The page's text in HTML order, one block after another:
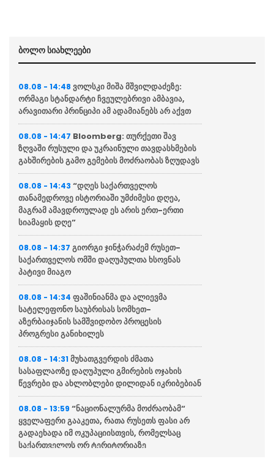
ბოლო სიახლეები
08.08 - 14:48 ვოლსკი მიშა მშვილდაძეზე:
ორმაგი სტანდარტი ჩვეულებრივი ამბავია,
არავითარი პრინციპი ამ ადამიანებს არ აქვთ
08.08 - 14:47 Bloomberg: თურქეთი შავ
ზღვაში რუსული და უკრაინული თავდასხმების
გახშირების გამო გემების მოძრაობას ზღუდავს
08.08 - 14:43 “დღეს საქართველოს
თანამედროვე ისტორიაში უმძიმესი დღეა,
მაგრამ ამავდროულად ეს არის ერთ-ერთი
სიამაყის დღე”
08.08 - 14:37 გიორგი ჯინჭარაძემ რუსეთ-
საქართველოს ომში დაღუპულთა ხსოვნას
პატივი მიაგო
08.08 - 14:34 ფაშინიანმა და ალიევმა
სატელეფონო საუბრისას სომხეთ-
აზერბაიჯანის სამშვიდობო პროცესის
პროგრესი განიხილეს
08.08 - 14:31 მუხათგვერდის ძმათა
სასაფლაოზე დაღუპული გმირების ოჯახის
წევრები და ახლობლები დილიდან იკრიბებიან
08.08 - 13:59 “ნაციონალურმა მოძრაობამ“
ყველაფერი გააკეთა, რათა რუსეთს ფასი არ
გადაეხადა იმ ოკუპაციისთვის, რომელსაც
საქართველოს ორ ტერიტორიაზე